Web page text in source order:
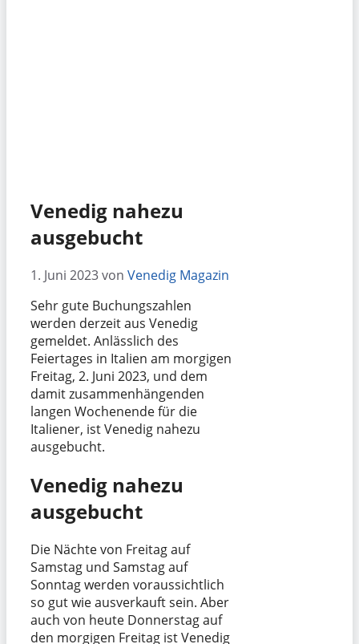
Venedig nahezu
ausgebucht
1. Juni 2023von Venedig Magazin
Sehr gute Buchungszahlen
werden derzeit aus Venedig
gemeldet. Anlässlich des
Feiertages in Italien am morgigen
Freitag, 2. Juni 2023, und dem
damit zusammenhängenden
langen Wochenende für die
Italiener, ist Venedig nahezu
ausgebucht.
Venedig nahezu
ausgebucht
Die Nächte von Freitag auf
Samstag und Samstag auf
Sonntag werden voraussichtlich
so gut wie ausverkauft sein. Aber
auch von heute Donnerstag auf
den morgigen Freitag ist Venedig